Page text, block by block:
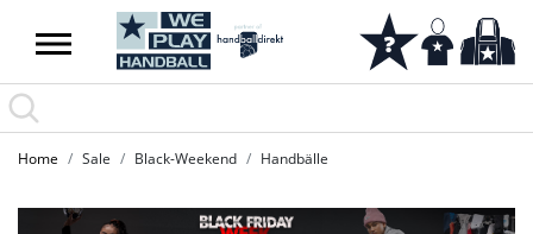
Home Sale Black-Weekend Handbälle